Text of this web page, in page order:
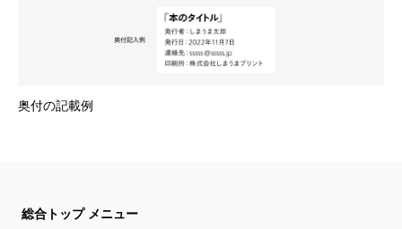
奥付の記載例
総合トップ メニュー